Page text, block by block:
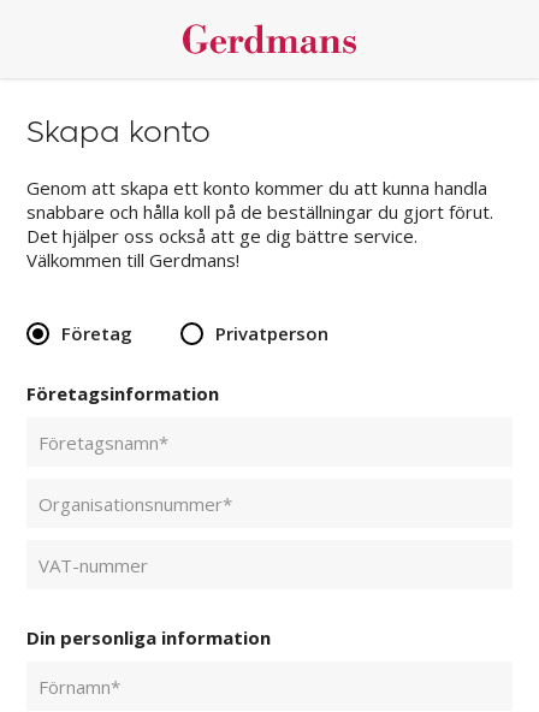
Skapa konto
Genom att skapa ett konto kommer du att kunna handla
snabbare och hålla koll på de beställningar du gjort förut.
Det hjälper oss också att ge dig bättre service.
Välkommen till Gerdmans!
Företag Privatperson
Företagsinformation
Din personliga information